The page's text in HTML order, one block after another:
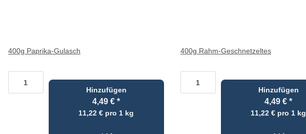
400g Paprika-Gulasch
Hinzufügen
4,49 €*
11,22 € pro 1 kg
400g Rahm-Geschnetzeltes
Hinzufügen
4,49 €*
11,22 € pro 1 kg